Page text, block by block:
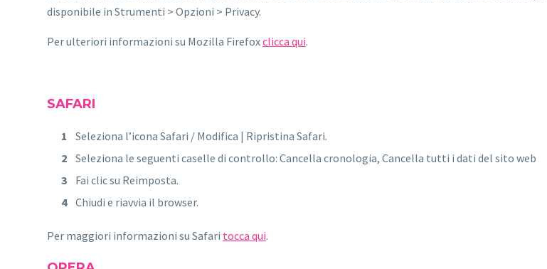
disponibile in Strumenti > Opzioni > Privacy.
Per ulteriori informazioni su Mozilla Firefoxclicca qui.
SAFARI
Seleziona l’icona Safari / Modifica | Ripristina Safari.
Seleziona le seguenti caselle di controllo: Cancella cronologia, Cancella tutti i dati del sito web
Fai clic su Reimposta.
Chiudi e riavvia il browser.
Per maggiori informazioni su Safari tocca qui.